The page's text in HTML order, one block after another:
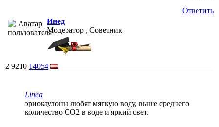
Ответить
Инед
Модератор , Советник
2 9210 14054
Linea
эриокаулоны любят мягкую воду, выше среднего
количество СО2 в воде и яркий свет.